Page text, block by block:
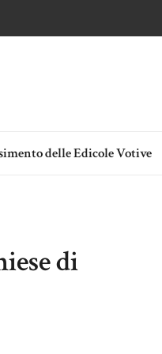
delle Edicole Votive
di